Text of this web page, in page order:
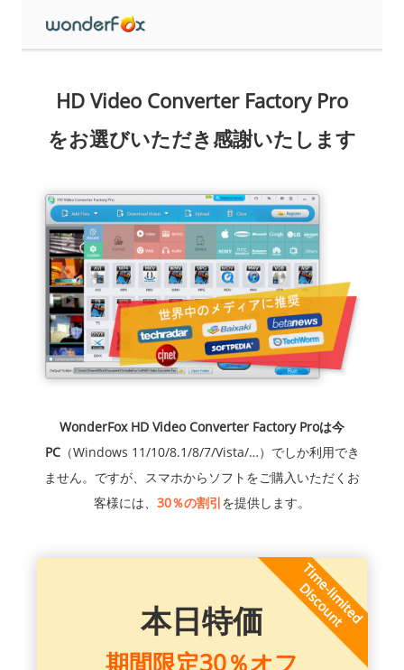
HD Video Converter Factory Pro
をお選びいただき感謝いたします
WonderFox HD Video Converter Factory Proは今
PC（Windows 11/10/8.1/8/7/Vista/…）でしか利用でき
ません。ですが、スマホからソフトをご購入いただくお
客様には、 30％の割引を提供します。
本日特価
期間限定30％オフ